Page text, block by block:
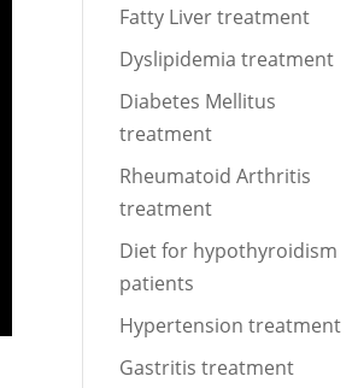
Fatty Liver treatment
Dyslipidemia treatment
Diabetes Mellitus
treatment
Rheumatoid Arthritis
treatment
Diet for hypothyroidism
patients
Hypertension treatment
Gastritis treatment